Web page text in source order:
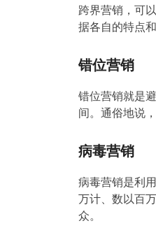
跨界营销，可
据各自的特点
错位营销
错位营销就是
间。通俗地说
病毒营销
病毒营销是利
万计、数以百
众。